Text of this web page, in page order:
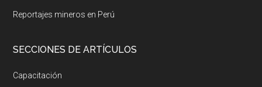
Reportajes mineros en Perú
SECCIONES DE ARTÍCULOS
Capacitación